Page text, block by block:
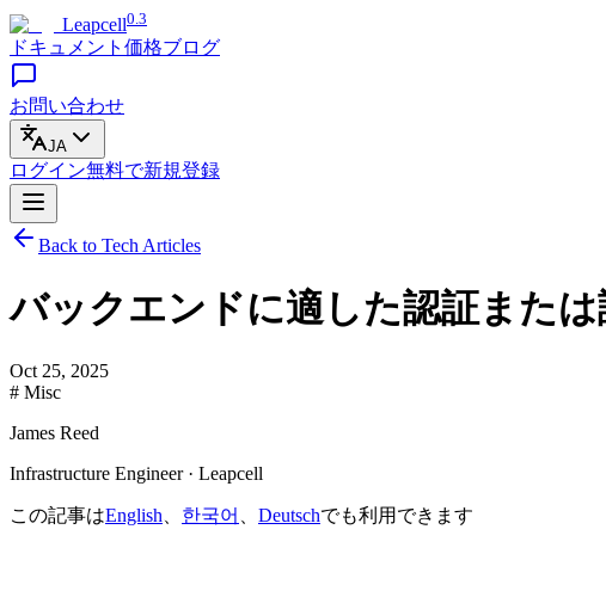
Leapcell0.3
ドキュメント 価格ブログ
お問い合わせ
JA
ログイン無料で新規登録
Back to Tech Articles
バックエンドに適した認証または
Oct 25, 2025
# Misc
James Reed
Infrastructure Engineer · Leapcell
この記事はEnglish 한국어 Deutschでも利用できます